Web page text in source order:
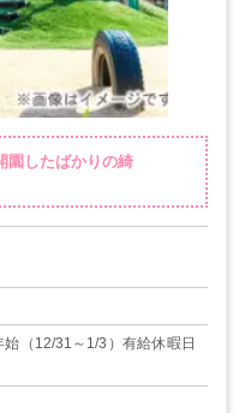
園したばかりの綺
（12/31～1/3）有給休暇日